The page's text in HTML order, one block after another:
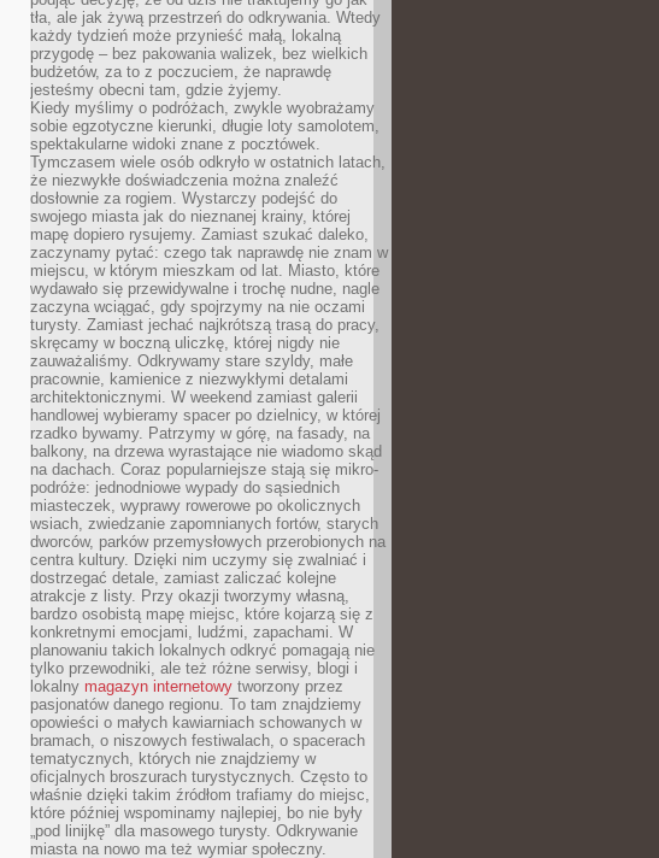
tła, ale jak żywą przestrzeń do odkrywania. Wtedy
każdy tydzień może przynieść małą, lokalną
przygodę – bez pakowania walizek, bez wielkich
budżetów, za to z poczuciem, że naprawdę
jesteśmy obecni tam, gdzie żyjemy.
Kiedy myślimy o podróżach, zwykle wyobrażamy
sobie egzotyczne kierunki, długie loty samolotem,
spektakularne widoki znane z pocztówek.
Tymczasem wiele osób odkryło w ostatnich latach,
że niezwykłe doświadczenia można znaleźć
dosłownie za rogiem. Wystarczy podejść do
swojego miasta jak do nieznanej krainy, której
mapę dopiero rysujemy. Zamiast szukać daleko,
zaczynamy pytać: czego tak naprawdę nie znam w
miejscu, w którym mieszkam od lat. Miasto, które
wydawało się przewidywalne i trochę nudne, nagle
zaczyna wciągać, gdy spojrzymy na nie oczami
turysty. Zamiast jechać najkrótszą trasą do pracy,
skręcamy w boczną uliczkę, której nigdy nie
zauważaliśmy. Odkrywamy stare szyldy, małe
pracownie, kamienice z niezwykłymi detalami
architektonicznymi. W weekend zamiast galerii
handlowej wybieramy spacer po dzielnicy, w której
rzadko bywamy. Patrzymy w górę, na fasady, na
balkony, na drzewa wyrastające nie wiadomo skąd
na dachach. Coraz popularniejsze stają się mikro-
podróże: jednodniowe wypady do sąsiednich
miasteczek, wyprawy rowerowe po okolicznych
wsiach, zwiedzanie zapomnianych fortów, starych
dworców, parków przemysłowych przerobionych na
centra kultury. Dzięki nim uczymy się zwalniać i
dostrzegać detale, zamiast zaliczać kolejne
atrakcje z listy. Przy okazji tworzymy własną,
bardzo osobistą mapę miejsc, które kojarzą się z
konkretnymi emocjami, ludźmi, zapachami. W
planowaniu takich lokalnych odkryć pomagają nie
tylko przewodniki, ale też różne serwisy, blogi i
lokalny magazyn internetowy tworzony przez
pasjonatów danego regionu. To tam znajdziemy
opowieści o małych kawiarniach schowanych w
bramach, o niszowych festiwalach, o spacerach
tematycznych, których nie znajdziemy w
oficjalnych broszurach turystycznych. Często to
właśnie dzięki takim źródłom trafiamy do miejsc,
które później wspominamy najlepiej, bo nie były
„pod linijkę” dla masowego turysty. Odkrywanie
miasta na nowo ma też wymiar społeczny.